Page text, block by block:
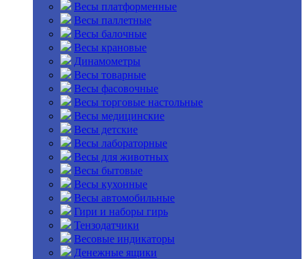
Весы платформенные
Весы паллетные
Весы балочные
Весы крановые
Динамометры
Весы товарные
Весы фасовочные
Весы торговые настольные
Весы медицинские
Весы детские
Весы лабораторные
Весы для животных
Весы бытовые
Весы кухонные
Весы автомобильные
Гири и наборы гирь
Тензодатчики
Весовые индикаторы
Денежные ящики